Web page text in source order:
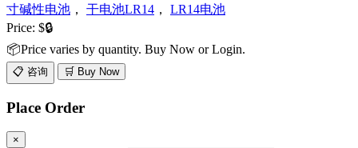
寸碱性电池 ， 干电池LR14 ， LR14电池
Price: $🔒
📦Price varies by quantity. Buy Now or Login.
📋 咨询 🛒 Buy Now
Place Order
×